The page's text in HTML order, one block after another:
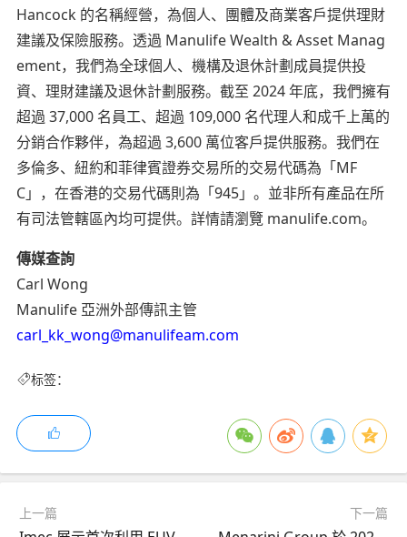
Hancock 的名稱經營，為個人、團體及商業客戶提供理財
建議及保險服務。透過 Manulife Wealth & Asset Manag
ement，我們為全球個人、機構及退休計劃成員提供投
資、理財建議及退休計劃服務。截至 2024 年底，我們擁有
超過 37,000 名員工、超過 109,000 名代理人和成千上萬的
分銷合作夥伴，為超過 3,600 萬位客戶提供服務。我們在
多倫多、紐約和菲律賓證券交易所的交易代碼為「MF
C」，在香港的交易代碼則為「945」。並非所有產品在所
有司法管轄區內均可提供。詳情請瀏覽 manulife.com。
傳媒查詢
Carl Wong
Manulife 亞洲外部傳訊主管
carl_kk_wong@manulifeam.com
标签：
上一篇 下一篇